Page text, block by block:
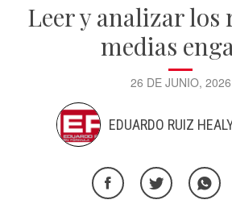
Leer y analizar los
medias
26 DE JUNIO, 2026
EDUARDO RUIZ